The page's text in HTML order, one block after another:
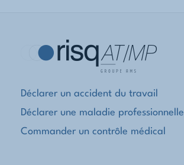
Déclarer un accident du travail
Déclarer une maladie professionnelle
Commander un contrôle médical